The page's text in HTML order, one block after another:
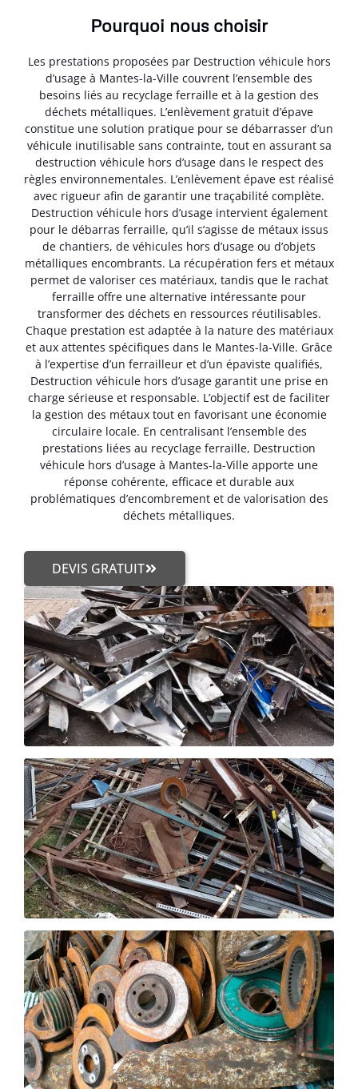
Pourquoi nous choisir
Les prestations proposées par Destruction véhicule hors
d’usage à Mantes-la-Ville couvrent l’ensemble des
besoins liés au recyclage ferraille et à la gestion des
déchets métalliques. L’enlèvement gratuit d’épave
constitue une solution pratique pour se débarrasser d’un
véhicule inutilisable sans contrainte, tout en assurant sa
destruction véhicule hors d’usage dans le respect des
règles environnementales. L’enlèvement épave est réalisé
avec rigueur afin de garantir une traçabilité complète.
Destruction véhicule hors d’usage intervient également
pour le débarras ferraille, qu’il s’agisse de métaux issus
de chantiers, de véhicules hors d’usage ou d’objets
métalliques encombrants. La récupération fers et métaux
permet de valoriser ces matériaux, tandis que le rachat
ferraille offre une alternative intéressante pour
transformer des déchets en ressources réutilisables.
Chaque prestation est adaptée à la nature des matériaux
et aux attentes spécifiques dans le Mantes-la-Ville. Grâce
à l’expertise d’un ferrailleur et d’un épaviste qualifiés,
Destruction véhicule hors d’usage garantit une prise en
charge sérieuse et responsable. L’objectif est de faciliter
la gestion des métaux tout en favorisant une économie
circulaire locale. En centralisant l’ensemble des
prestations liées au recyclage ferraille, Destruction
véhicule hors d’usage à Mantes-la-Ville apporte une
réponse cohérente, efficace et durable aux
problématiques d’encombrement et de valorisation des
déchets métalliques.
DEVIS GRATUIT